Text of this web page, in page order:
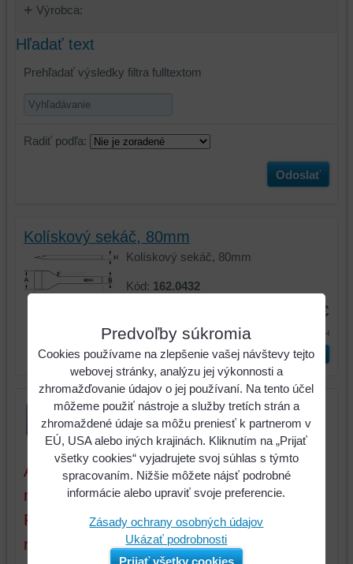
Výrobca:
Hľadať text
Prehľadať výsledky filtra fulltextom
Radiť podľa:
Odoslať
Kolískový sekáč, 80mm
Kolískový sekáč, 80mm
Kód: 162.0432
43,39 €
s DPH
ks Vložiť do košíka
Aktuálne ceny sú platné iba pri tovare a
množstve, ktoré máme na sklade.
Pokiaľ objednáte tovar (alebo
množstvo), ktorý nemáme na sklade,
Predvoľby súkromia
Cookies používame na zlepšenie vašej návštevy tejto
webovej stránky, analýzu jej výkonnosti a
zhromažďovanie údajov o jej používaní. Na tento účel
môžeme použiť nástroje a služby tretích strán a
zhromaždené údaje sa môžu preniesť k partnerom v
EÚ, USA alebo iných krajinách. Kliknutím na „Prijať
všetky cookies“ vyjadrujete svoj súhlas s týmto
spracovaním. Nižšie môžete nájsť podrobné
informácie alebo upraviť svoje preferencie.
Zásady ochrany osobných údajov
Ukázať podrobnosti
Prijať všetky cookies